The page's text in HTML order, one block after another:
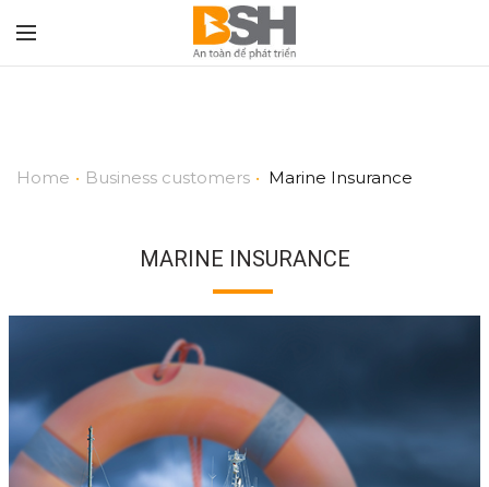
Home • Business customers • Marine Insurance
MARINE INSURANCE